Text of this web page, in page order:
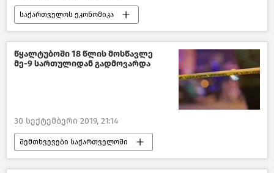
საქართველოს ეკონომიკა
ახალი ამბები ეკონომიკა
საქართველო
წყალტუბოში 18 წლის მოსწავლე
მე-9 სართულიდან გადმოვარდა
30 სექტემბერი 2019, 21:14
შემთხვევები საქართველოში
ახალი ამბები შემთხვევები